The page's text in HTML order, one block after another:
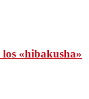
«hibakusha»